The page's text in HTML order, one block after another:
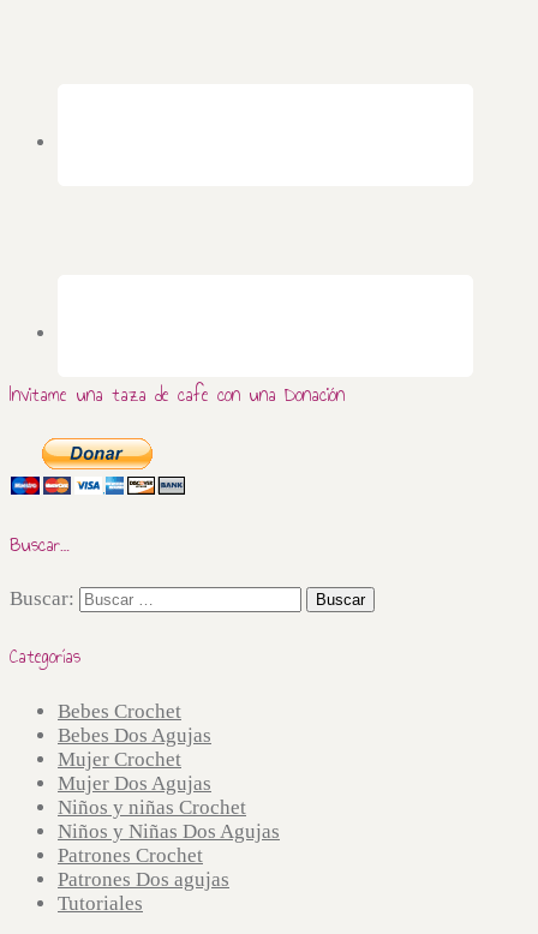
Invitame una taza de cafe con una Donación
Buscar…
Buscar:
Categorías
Bebes Crochet
Bebes Dos Agujas
Mujer Crochet
Mujer Dos Agujas
Niños y niñas Crochet
Niños y Niñas Dos Agujas
Patrones Crochet
Patrones Dos agujas
Tutoriales